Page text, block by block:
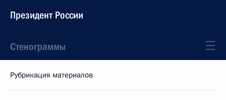
Президент России
Стенограммы
Рубрикация материалов